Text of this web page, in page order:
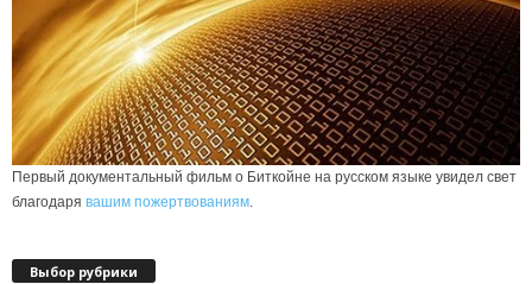
Первый документальный фильм о Биткойне на русском языке увидел свет
благодаря вашим пожертвованиям
Выбор рубрики